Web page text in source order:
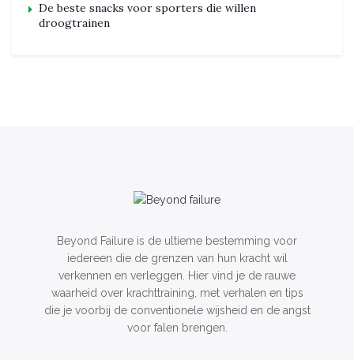
De beste snacks voor sporters die willen
droogtrainen
Beyond Failure is de ultieme bestemming voor
iedereen die de grenzen van hun kracht wil
verkennen en verleggen. Hier vind je de rauwe
waarheid over krachttraining, met verhalen en tips
die je voorbij de conventionele wijsheid en de angst
voor falen brengen.